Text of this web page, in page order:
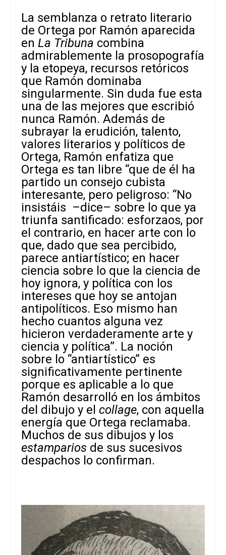
La semblanza o retrato literario
de Ortega por Ramón aparecida
enLa Tribuna combina
admirablemente la prosopografía
y la etopeya, recursos retóricos
que Ramón dominaba
singularmente. Sin duda fue esta
una de las mejores que escribió
nunca Ramón. Además de
subrayar la erudición, talento,
valores literarios y políticos de
Ortega, Ramón enfatiza que
Ortega es tan libre “que de él ha
partido un consejo cubista
interesante, pero peligroso: “No
insistáis –dice– sobre lo que ya
triunfa santificado: esforzaos, por
el contrario, en hacer arte con lo
que, dado que sea percibido,
parece antiartístico; en hacer
ciencia sobre lo que la ciencia de
hoy ignora, y política con los
intereses que hoy se antojan
antipolíticos. Eso mismo han
hecho cuantos alguna vez
hicieron verdaderamente arte y
ciencia y política”. La noción
sobre lo “antiartístico” es
significativamente pertinente
porque es aplicable a lo que
Ramón desarrolló en los ámbitos
del dibujo y el collage, con aquella
energía que Ortega reclamaba.
Muchos de sus dibujos y los
estamparios de sus sucesivos
despachos lo confirman.